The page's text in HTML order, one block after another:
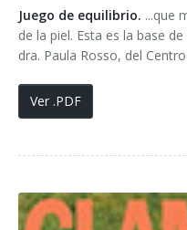
Juego de equilibrio. ...que
de la piel. Esta es la base
dra. Paula Rosso, del
Ver .PDF